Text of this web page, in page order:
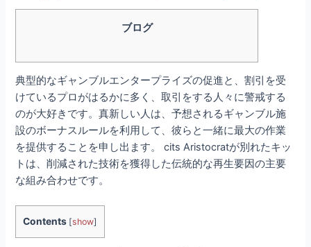
ブログ
典型的なギャンブルエンタープライズの促進と、割引を受
けているプロがはるかに多く、取引をする人々に警戒する
のが大好きです。真新しい人は、予想されるギャンブル施
設のボーナスルールを利用して、彼らと一緒に最大の作業
を提供することを申し出ます。 cits Aristocratが別れたキッ
トは、削減された技術を獲得した伝統的な再生要因の主要
な組み合わせです。
Contents [show]